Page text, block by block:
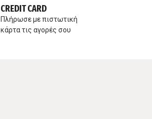
CREDIT CARD
Πλήρωσε με πιστωτική
κάρτα τις αγορές σου